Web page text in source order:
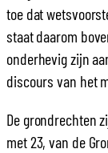
toe dat
staat daarom
onderhevig zijn
discours van het
De grondrechten
met 23, van de